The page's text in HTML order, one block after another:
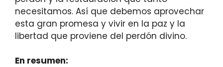
necesitamos. Así que debemos aprovechar
esta gran promesa y vivir en la paz y la
libertad que proviene del perdón divino.
En resumen: